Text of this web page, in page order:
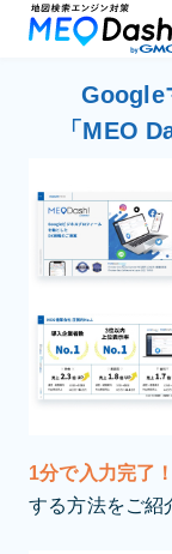
Google
「MEO
1分で入力完了！
する方法をご紹